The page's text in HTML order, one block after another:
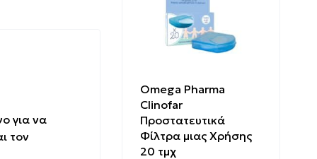
για να
τον
Omega Pharma
Clinofar
Προστατευτικά
Φίλτρα μιας Χρήσης
20 τμχ